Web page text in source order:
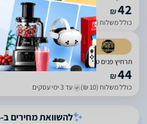
₪42
כולל משלוח (13 ₪) עד 3 ימי עסקים
4.82
(
92
)
תרחיץ פנים טיפולי לעור בעייתי | דרמקסול | מכיל 150 גרם | ד"ר פישר | Dr. Fischer
₪44
כולל משלוח (10 ₪) עד 3 ימי עסקים
להשוואת מחירים ב-4 חנויות נוספות